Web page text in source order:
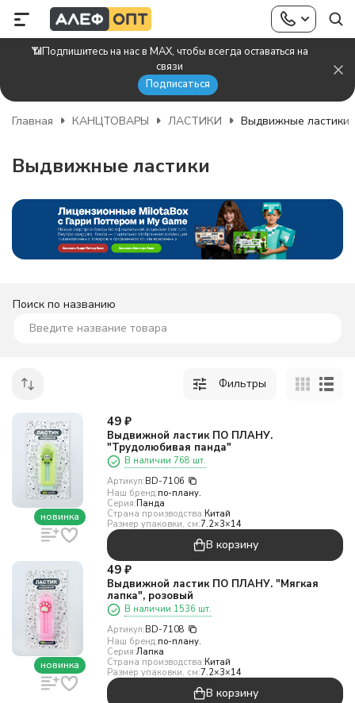
📶Подпишитесь на нас в MAX, чтобы всегда оставаться на
связи
Подписаться
Главная КАНЦТОВАРЫ ЛАСТИКИ Выдвижные ластики
Выдвижные ластики
Поиск по названию
Фильтры
новинка
49 ₽
Выдвижной ластик ПО ПЛАНУ.
"Трудолюбивая панда"
В наличии 768 шт.
Артикул:BD-7106
Наш бренд:по-плану.
Серия:Панда
Страна производства:Китай
Размер упаковки, см:7.2×3×14
В корзину
новинка
49 ₽
Выдвижной ластик ПО ПЛАНУ. "Мягкая
лапка", розовый
В наличии 1536 шт.
Артикул:BD-7108
Наш бренд:по-плану.
Серия:Лапка
Страна производства:Китай
Размер упаковки, см:7.2×3×14
В корзину